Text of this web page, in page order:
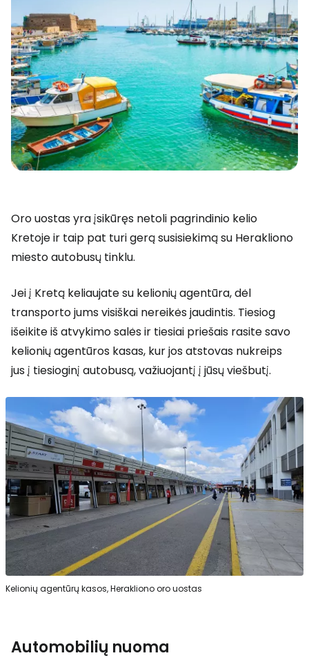
Oro uostas yra įsikūręs netoli pagrindinio kelio
Kretoje ir taip pat turi gerą susisiekimą su Herakliono
miesto autobusų tinklu.
Jei į Kretą keliaujate su kelionių agentūra, dėl
transporto jums visiškai nereikės jaudintis. Tiesiog
išeikite iš atvykimo salės ir tiesiai priešais rasite savo
kelionių agentūros kasas, kur jos atstovas nukreips
jus į tiesioginį autobusą, važiuojantį į jūsų viešbutį.
Kelionių agentūrų kasos, Herakliono oro uostas
Automobilių nuoma